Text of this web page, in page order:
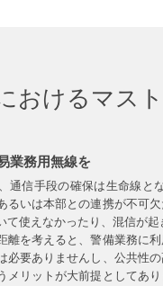
おけるマス
業務用無線を
通信手段の確保は生命線と
るいは本部との連携が不可
て使えなかったり、混信が
離を考えると、警備業務に
必要ありませんし、公共性
メリットが大前提としてあ